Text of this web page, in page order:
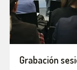
Grabación